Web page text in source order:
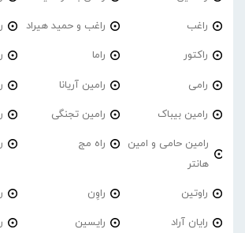
راغب راغب و حمید هیراد
راکتور راما
رامی رامین آریانا
رامین بیباک رامین تجنگی
رامین حامی و امین
هانتر
راه مج
راوتین راوِن
رایان آراد رایسین